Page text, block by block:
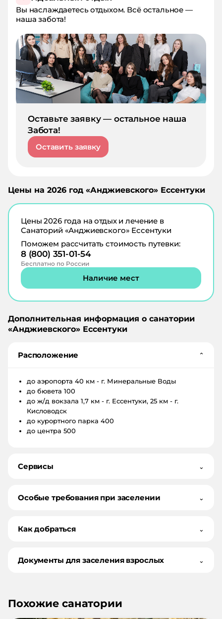
Вы наслаждаетесь отдыхом. Всё остальное —
наша забота!
Оставьте заявку — остальное наша
Забота!
Оставить заявку
Цены на 2026 год «Анджиевского» Ессентуки
Цены2026года на отдых и лечение в
Санаторий «Анджиевского» Ессентуки
Поможем рассчитать стоимость путевки:
8 (800) 351-01-54
Бесплатно по России
Наличие мест
Дополнительная информация о санатории
«Анджиевского» Ессентуки
Расположение ⌄
до аэропорта 40 км - г. Минеральные Воды
до бювета 100
до ж/д вокзала 1,7 км - г. Ессентуки, 25 км - г.
Кисловодск
до курортного парка 400
до центра 500
Сервисы ⌄
Особые требования при заселении ⌄
Как добраться ⌄
Документы для заселения взрослых ⌄
Похожие санатории